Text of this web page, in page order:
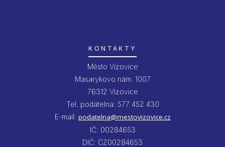
KONTAKTY
Město Vizovice
Masarykovo nám. 1007
76312 Vizovice
Tel. podatelna: 577 452 430
E-mail: podatelna@mestovizovice.cz
IČ: 00284653
DIČ: CZ00284653